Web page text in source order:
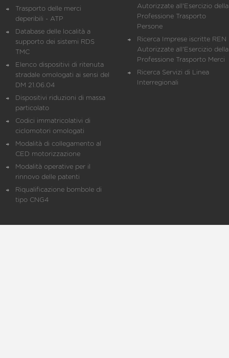
Trasporto delle merci
deperibili - ATP
Database delle località a
supporto dei sistemi RDS
TMC
Elenco dispositivi di ritenuta
stradale omologati ai sensi del
DM 21.06.04
Dispositivi riduzioni di massa
particolato
Codici immatricolativi di
ciclomotori omologati
Modalità di collegamento al
CED motorizzazione
Modalità operative per il
rinnovo delle patenti
Riqualificazione bombole di
tipo CNG4
Autorizzate all'Esercizio della
Professione Trasporto
Persone
Ricerca Imprese iscritte REN
Autorizzate all'Esercizio della
Professione Trasporto Merci
Ricerca Servizi di Linea
Interregionali